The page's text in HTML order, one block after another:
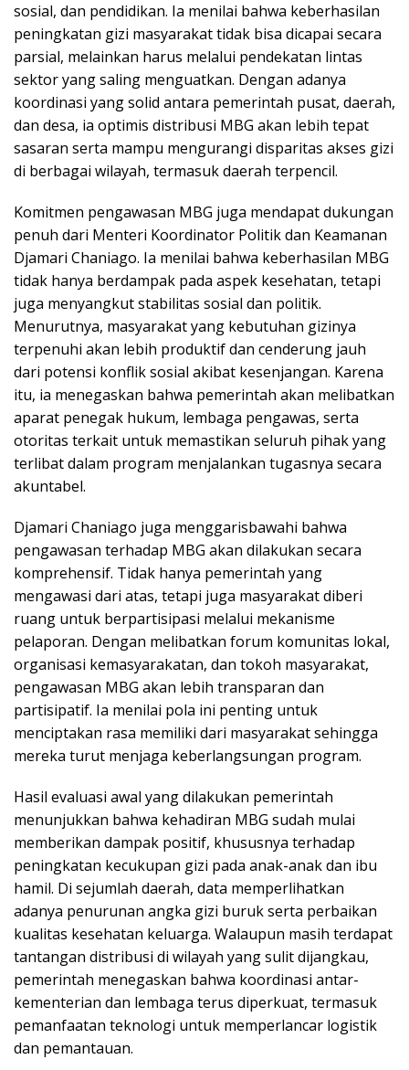
sosial, dan pendidikan. Ia menilai bahwa keberhasilan
peningkatan gizi masyarakat tidak bisa dicapai secara
parsial, melainkan harus melalui pendekatan lintas
sektor yang saling menguatkan. Dengan adanya
koordinasi yang solid antara pemerintah pusat, daerah,
dan desa, ia optimis distribusi MBG akan lebih tepat
sasaran serta mampu mengurangi disparitas akses gizi
di berbagai wilayah, termasuk daerah terpencil.
Komitmen pengawasan MBG juga mendapat dukungan
penuh dari Menteri Koordinator Politik dan Keamanan
Djamari Chaniago. Ia menilai bahwa keberhasilan MBG
tidak hanya berdampak pada aspek kesehatan, tetapi
juga menyangkut stabilitas sosial dan politik.
Menurutnya, masyarakat yang kebutuhan gizinya
terpenuhi akan lebih produktif dan cenderung jauh
dari potensi konflik sosial akibat kesenjangan. Karena
itu, ia menegaskan bahwa pemerintah akan melibatkan
aparat penegak hukum, lembaga pengawas, serta
otoritas terkait untuk memastikan seluruh pihak yang
terlibat dalam program menjalankan tugasnya secara
akuntabel.
Djamari Chaniago juga menggarisbawahi bahwa
pengawasan terhadap MBG akan dilakukan secara
komprehensif. Tidak hanya pemerintah yang
mengawasi dari atas, tetapi juga masyarakat diberi
ruang untuk berpartisipasi melalui mekanisme
pelaporan. Dengan melibatkan forum komunitas lokal,
organisasi kemasyarakatan, dan tokoh masyarakat,
pengawasan MBG akan lebih transparan dan
partisipatif. Ia menilai pola ini penting untuk
menciptakan rasa memiliki dari masyarakat sehingga
mereka turut menjaga keberlangsungan program.
Hasil evaluasi awal yang dilakukan pemerintah
menunjukkan bahwa kehadiran MBG sudah mulai
memberikan dampak positif, khususnya terhadap
peningkatan kecukupan gizi pada anak-anak dan ibu
hamil. Di sejumlah daerah, data memperlihatkan
adanya penurunan angka gizi buruk serta perbaikan
kualitas kesehatan keluarga. Walaupun masih terdapat
tantangan distribusi di wilayah yang sulit dijangkau,
pemerintah menegaskan bahwa koordinasi antar-
kementerian dan lembaga terus diperkuat, termasuk
pemanfaatan teknologi untuk memperlancar logistik
dan pemantauan.